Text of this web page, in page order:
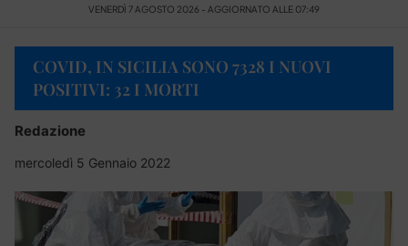
VENERDÌ 7 AGOSTO 2026 - AGGIORNATO ALLE 07:49
COVID, IN SICILIA SONO 7328 I NUOVI
POSITIVI: 32 I MORTI
Redazione
mercoledì 5 Gennaio 2022